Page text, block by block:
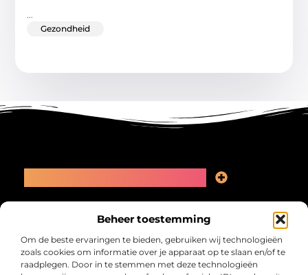
Beheer toestemming
Om de beste ervaringen te bieden, gebruiken wij technologieën
zoals cookies om informatie over je apparaat op te slaan en/of te
raadplegen. Door in te stemmen met deze technologieën
Gezondheid